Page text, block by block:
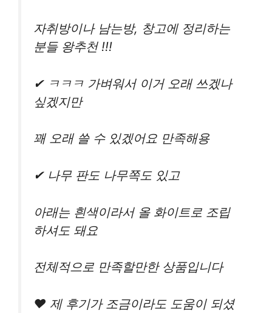
자취방이나 남는방, 창고에 정리하는
분들 왕추천 !!!
✔ ㅋㅋㅋ 가벼워서 이거 오래 쓰겠나
싶겠지만
꽤 오래 쓸 수 있겠어요 만족해용
✔ 나무 판도 나무쪽도 있고
아래는 흰색이라서 올 화이트로 조립
하셔도 돼요
전체적으로 만족할만한 상품입니다
♥ 제 후기가 조금이라도 도움이 되셨